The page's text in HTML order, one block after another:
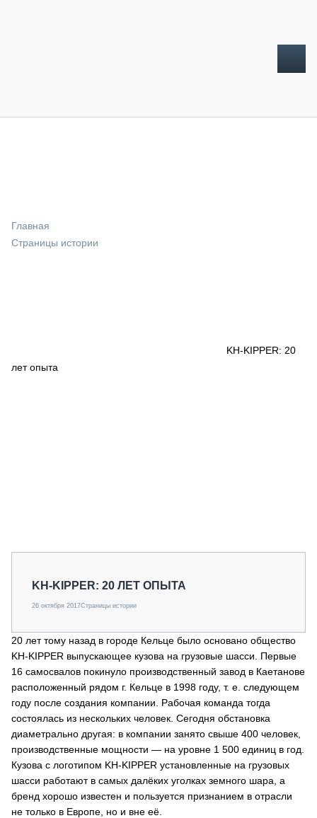
ОБЗОР РЫНКА
МЕРОПРИЯТИЯ
Главная
Страницы истории
KH-KIPPER: 20
лет опыта
KH-KIPPER: 20 ЛЕТ ОПЫТА
26 октября 2017Страницы истории
20 лет тому назад в городе Кельце было основано общество
KH-KIPPER выпускающее кузова на грузовые шасси. Первые
16 самосвалов покинуло производственный завод в Каетанове
расположенный рядом г. Кельце в 1998 году, т. е. следующем
году после создания компании. Рабочая команда тогда
состоялась из нескольких человек. Сегодня обстановка
диаметрально другая: в компании занято свыше 400 человек,
производственные мощности — на уровне 1 500 единиц в год.
Кузова с логотипом KH-KIPPER установленные на грузовых
шасси работают в самых далёких уголках земного шара, а
бренд хорошо известен и пользуется признанием в отрасли
не только в Европе, но и вне её.